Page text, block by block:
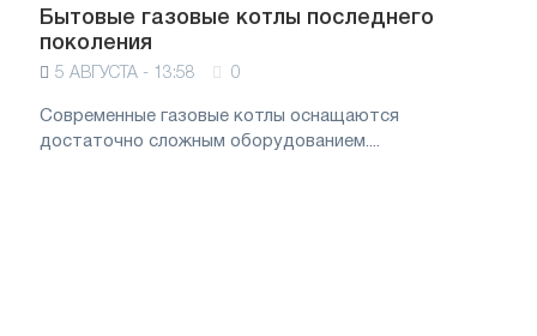
Бытовые газовые котлы последнего
поколения
5 АВГУСТА - 13:58 0
Современные газовые котлы оснащаются
достаточно сложным оборудованием....